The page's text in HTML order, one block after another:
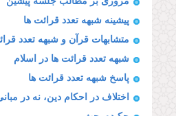
پیشینه شبهه تعدد قرائت ها
متشابهات قرآن و شبهه تعدد
شبهه تعدد قرائت ها در اسلام
پاسخ شبهه تعدد قرائت ها
اختلاف در احكام دین، نه در